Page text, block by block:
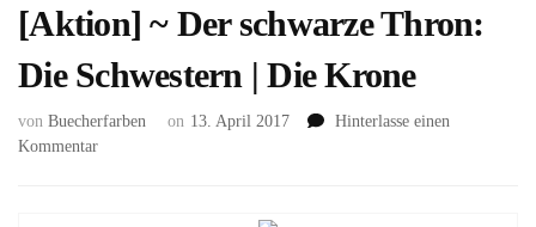
[Aktion] ~ Der schwarze Thron:
Die Schwestern | Die Krone
von Buecherfarben on 13. April 2017
Hinterlasse einen
Kommentarzu